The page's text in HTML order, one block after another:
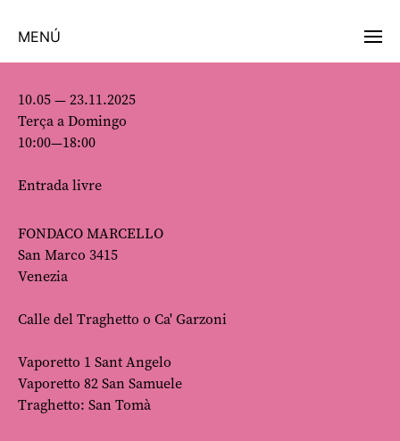
MENÚ
10.05 — 23.11.2025
Terça a Domingo
10:00—18:00
Entrada livre
FONDACO MARCELLO
San Marco 3415
Venezia
Calle del Traghetto o Ca' Garzoni
Vaporetto 1 Sant Angelo
Vaporetto 82 San Samuele
Traghetto: San Tomà